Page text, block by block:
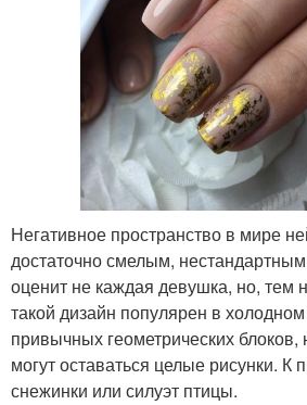
Негативное пространство в мире
достаточно смелым,
оценит не каждая девушка, но, тем
такой дизайн популярен в
привычных геометрических
могут оставаться целые рисунки. К
снежинки или силуэт птицы.